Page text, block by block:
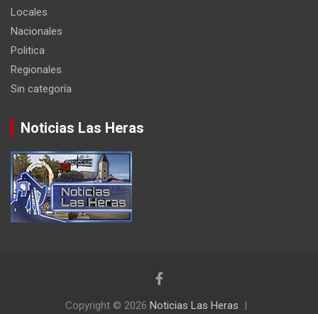
Locales
Nacionales
Politica
Regionales
Sin categoría
Noticias Las Heras
Copyright © 2026 Noticias Las Heras